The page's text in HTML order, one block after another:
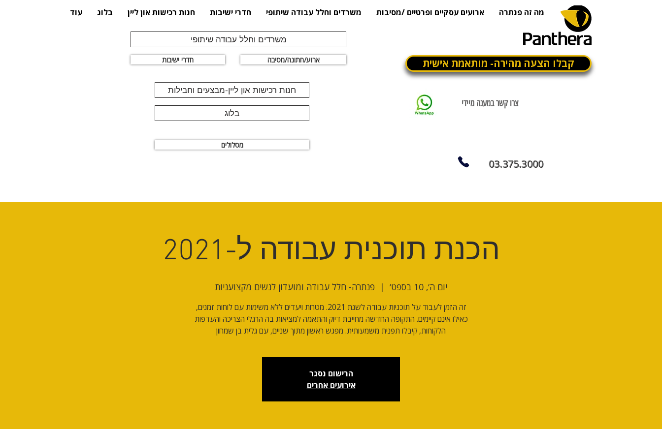
מה זה פנתרה ארועים עסקיים ופרטיים /מסיבות משרדים וחלל עבודה שיתופי חדרי ישיבות חנות רכישות און ליין בלוג עוד
משרדים וחלל עבודה שיתופי
חדרי ישיבות ארוע/חתונה/מסיבה
חנות רכישות און ליין-מבצעים וחבילות
בלוג
קבלו הצעה מהירה- מותאמת אישית
צרו קשר במענה מיידי
מסלולים
03.375.3000
הכנת תוכנית עבודה ל-2021
יום ה׳, 10 בספט׳
  |
פנתרה- חלל עבודה ומועדון לנשים מקצועניות
זה הזמן לעבוד על תוכניות עבודה לשנת 2021. מטרות ויעדים ללא משימות עם לוחות זמנים,
כאילו אינם קיימים. התקופה החדשה מחייבת דיוק והתאמה למציאות בה הרגלי הצריכה והעדפות
הלקוחות, קיבלו תפנית משמעותית. מפגש ראשון מתוך שניים, עם גלית בן שמחון
הרישום נסגר
אירועים אחרים